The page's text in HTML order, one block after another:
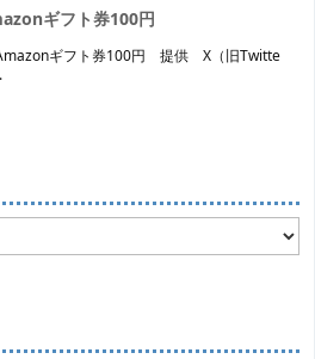
ギフト券100円
ギフト券100円 提供 X（旧Twitte